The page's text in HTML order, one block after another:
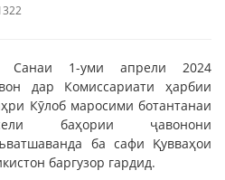
Санаи 1-уми апрели 2024
дар Комиссариати ҳарбии
Кӯлоб маросими ботантанаи
баҳории ҷавонони
ба сафи Қувваҳои
баргузор гардид.